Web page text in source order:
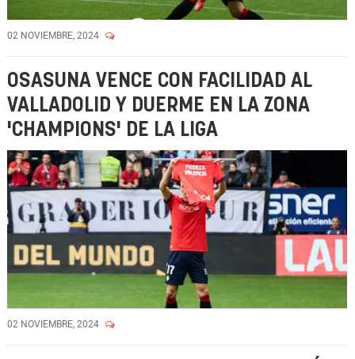
02 NOVIEMBRE, 2024
OSASUNA VENCE CON FACILIDAD AL
VALLADOLID Y DUERME EN LA ZONA
'CHAMPIONS' DE LA LIGA
02 NOVIEMBRE, 2024